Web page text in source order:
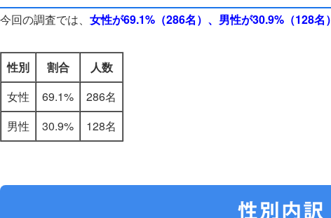
今回の調査では、 女性が69.1%（286名）、男性が30.9%（128名）
性別 割合
人数
女性
69.1%
286名
男性
30.9% 128名